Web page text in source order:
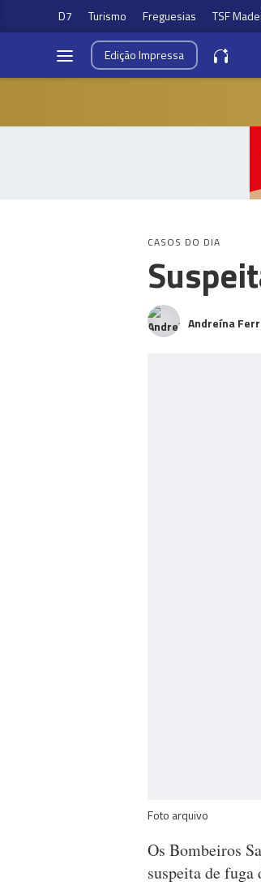
D7 Turismo Freguesias TSF
EdiçãoImpressa
CASOS DO DIA
Andreína
Foto arquivo
Os Bombeiros
suspeita de